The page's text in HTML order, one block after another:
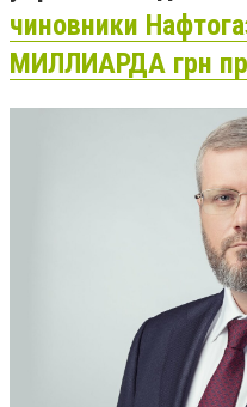
чиновники
МИЛЛИАРДА грн